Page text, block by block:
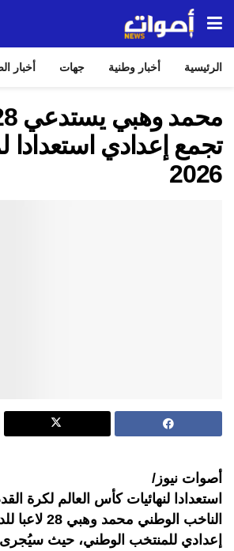
الرئيسية أخبار وطنية جهات أخبار
تجمع إعدادي استعدادا
2026
أصوات نيوز/
الناخب الوطني
إعدادي للمنتخب الوطني، حيث